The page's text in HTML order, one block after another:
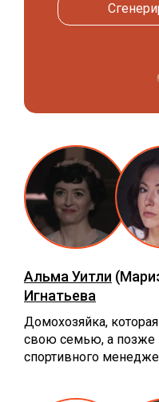
Альма Уитли
Игнатьева
Домохозяйка,
свою семью, а позже
спортивного